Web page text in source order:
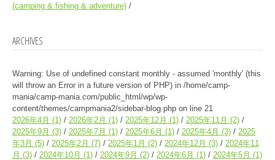
(camping & fishing & adventure)
ARCHIVES
Warning: Use of undefined constant monthly - assumed 'monthly' (this
will throw an Error in a future version of PHP) in /home/camp-
mania/camp-mania.com/public_html/wp/wp-
content/themes/campmania2/sidebar-blog.php on line 21
2026年4月 (1) 2026年2月 (1) 2025年12月 (1) 2025年11月 (2)
2025年9月 (3) 2025年7月 (1) 2025年6月 (1) 2025年4月 (3)
2025
年3月 (5) 2025年2月 (7) 2025年1月 (2) 2024年12月 (3)
2024年11
月 (3) 2024年10月 (1) 2024年9月 (2) 2024年6月 (1) 2024年5月 (1)